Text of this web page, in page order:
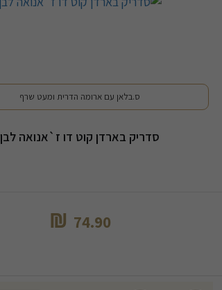
ס.בלאן עם ארומה הדרית ומעט שרף
סדריק בארדן קוט דו ז`אנואה לבן
74.90
₪